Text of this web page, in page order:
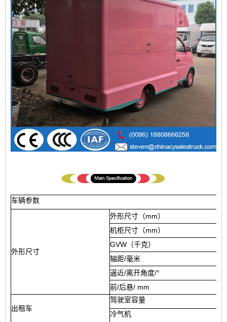
车辆参数
外形尺寸
外形尺寸（mm）
机柜尺寸（mm）
GVW（千克）
轴距/毫米
逼近/离开角度/°
前/后悬/ mm
出租车
驾驶室容量
冷气机